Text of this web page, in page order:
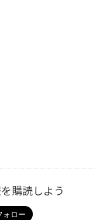
購読しよう